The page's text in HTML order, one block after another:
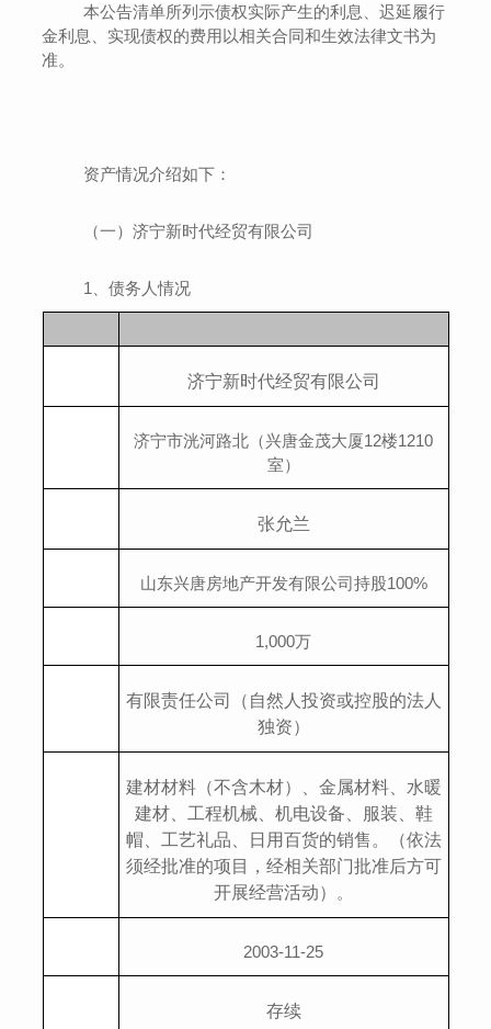
本公告清单所列示债权实际产生的利息、迟延履行
金利息 、实现债权的费用 以相关合同和生效法律文书为
准。
资产情况介绍如下：
（一） 济宁新时代经贸有限公司
1 债务人情况
济宁新时代经贸有限公司
济宁市洸河路北（兴唐金茂大厦12楼1210
室）
张允兰
山东兴唐房地产开发有限公司持股100%
1,000万
有限责任公司（自然人投资或控股的法人
独资）
建材材料（不含木材）、金属材料、水暖
建材、工程机械、机电设备、服装、鞋
帽、工艺礼品、日用百货的销售。（依法
须经批准的项目，经相关部门批准后方可
开展经营活动）
。
2003-11-25
存续